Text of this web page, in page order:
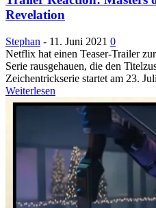
Revelation
Stephan - 11. Juni 2021 0
Netflix hat einen Teaser-Trailer
Serie rausgehauen, die den
Zeichentrickserie startet am 23.
Weiterlesen